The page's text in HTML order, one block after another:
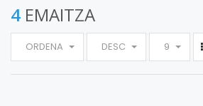
4 EMAITZA
ORDENA DESC 9